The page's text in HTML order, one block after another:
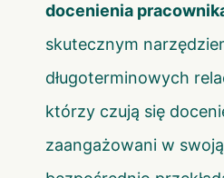
docenienia
skutecznym
długoterminowych
którzy czują się
zaangażowani w